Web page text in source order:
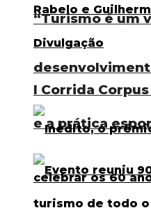
I Corrida
e a prática
“Turismo é um